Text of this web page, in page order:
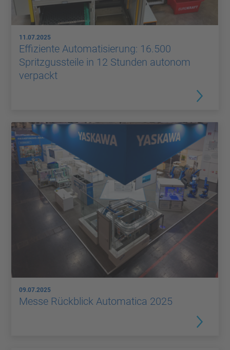
11.07.2025
Effiziente Automatisierung: 16.500
Spritzgussteile in 12 Stunden autonom
verpackt
09.07.2025
Messe Rückblick Automatica 2025